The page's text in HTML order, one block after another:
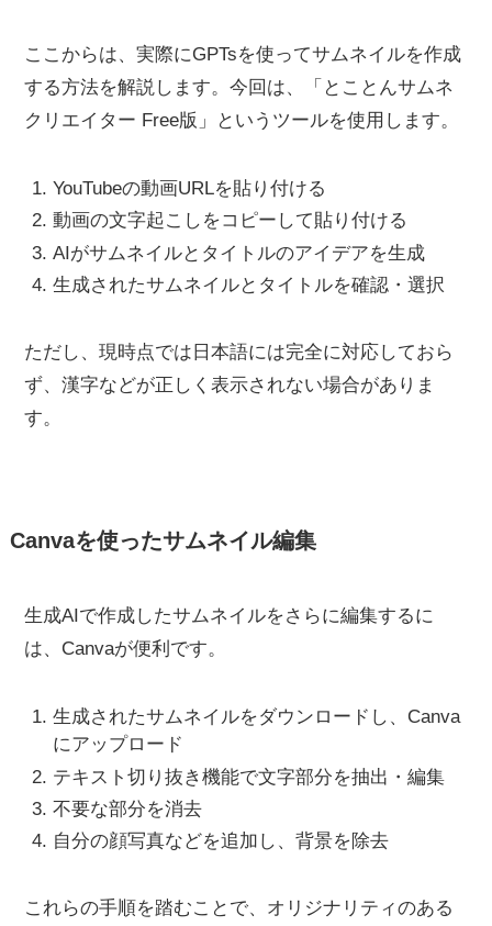
ここからは、実際にGPTsを使ってサムネイルを作成
する方法を解説します。今回は、「とことんサムネ
クリエイター Free版」というツールを使用します。
YouTubeの動画URLを貼り付ける
動画の文字起こしをコピーして貼り付ける
AIがサムネイルとタイトルのアイデアを生成
生成されたサムネイルとタイトルを確認・選択
ただし、現時点では日本語には完全に対応しておら
ず、漢字などが正しく表示されない場合がありま
す。
Canvaを使ったサムネイル編集
生成AIで作成したサムネイルをさらに編集するに
は、Canvaが便利です。
生成されたサムネイルをダウンロードし、Canva
にアップロード
テキスト切り抜き機能で文字部分を抽出・編集
不要な部分を消去
自分の顔写真などを追加し、背景を除去
これらの手順を踏むことで、オリジナリティのある